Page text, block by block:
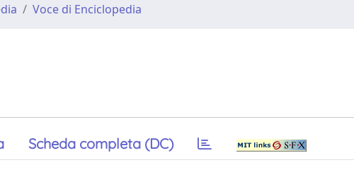
Voce di Enciclopedia
Scheda completa (DC)